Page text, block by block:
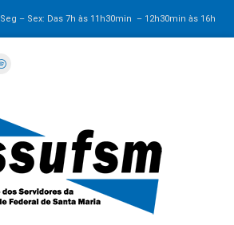
Seg – Sex: Das 7h às 11h30min – 12h30minàs 16h